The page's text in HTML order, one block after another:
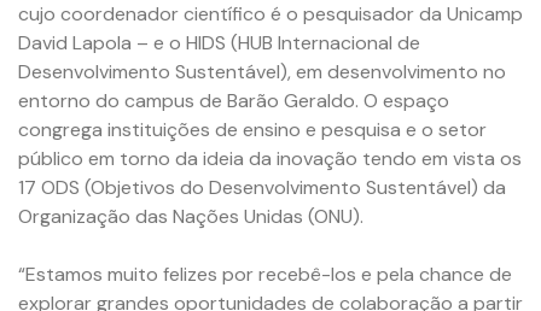
cujo coordenador científico é o pesquisador da Unicamp
David Lapola – e o HIDS (HUB Internacional de
Desenvolvimento Sustentável), em desenvolvimento no
entorno do campus de Barão Geraldo. O espaço
congrega instituições de ensino e pesquisa e o setor
público em torno da ideia da inovação tendo em vista os
17 ODS (Objetivos do Desenvolvimento Sustentável) da
Organização das Nações Unidas (ONU).
“Estamos muito felizes por recebê-los e pela chance de
explorar grandes oportunidades de colaboração a partir